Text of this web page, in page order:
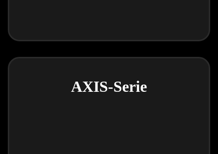
AXIS-Serie